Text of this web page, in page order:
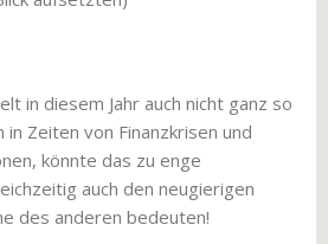
in diesem Jahr auch nicht ganz so
in Zeiten von Finanzkrisen und
könnte das zu enge
auch den neugierigen
des anderen bedeuten!